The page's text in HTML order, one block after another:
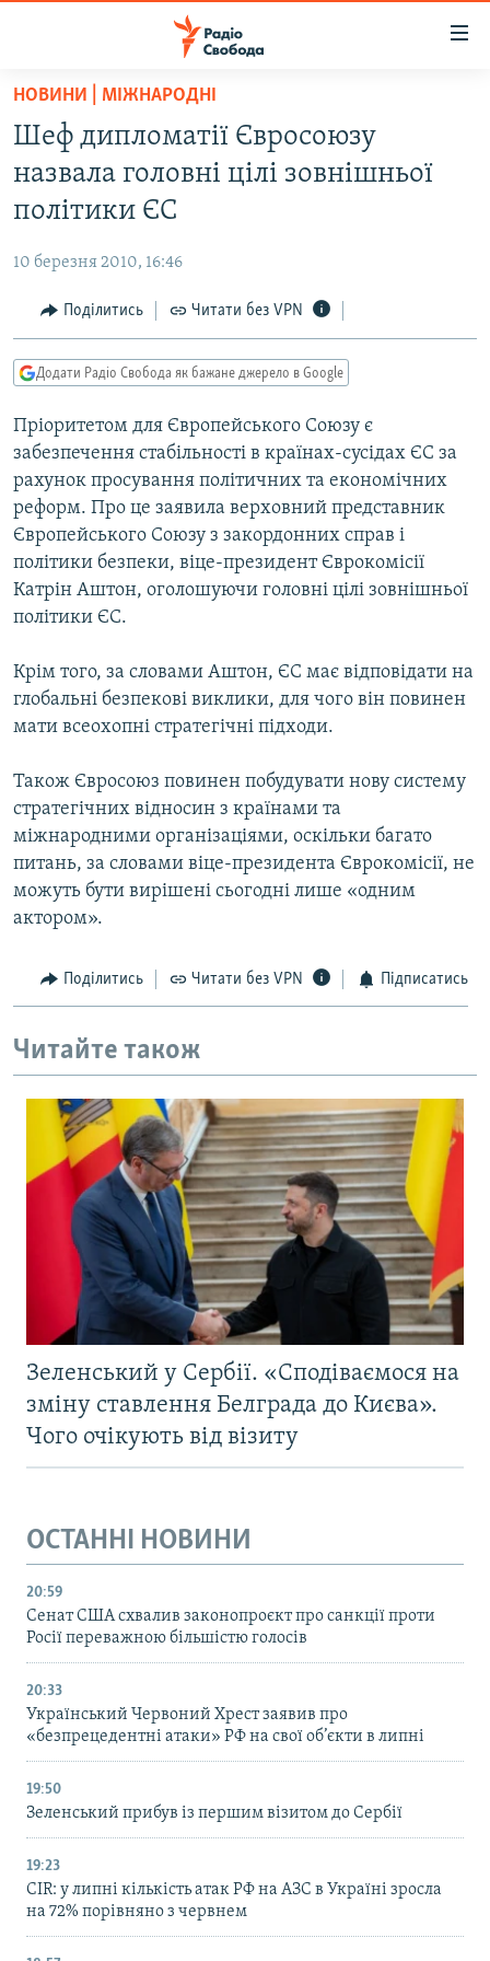
Перейти
основного
матеріалу
Перейти
до
основної
навігації
Перейти
до
пошуку
РАДІО СВОБОДА – 70 РОКІВ
ВСЕ ЗА ДОБУ
СТАТТІ
ЕКОНОМІКА
СУСПІЛЬСТВО
УКРАЇНА
РОСІЙСЬКА «ФІЛЬТРАЦІЯ»
ДОНБАС.РЕАЛІЇ
ТИ ЯК?
СХЕМИ
КИТАЙ.ВИКЛИКИ
МУЛЬТИМЕДІА
ФОТО
СПЕЦПРОЄКТИ
ПОДКАСТИ
КРИМ РЕАЛІЇ
Усі сайти RFE/RL
НОВИНИ | МІЖНАРОДНІ
Шеф дипломатії Євросоюзу
назвала головні цілі зовнішньої
політики ЄС
10 березня 2010, 16:46
Поділитись Читати без VPN
Додати Радіо Свобода як бажане джерело в Google
Пріоритетом для Європейського Союзу є
забезпечення стабільності в країнах-сусідах ЄС за
рахунок просування політичних та економічних
реформ. Про це заявила верховний представник
Європейського Союзу з закордонних справ і
політики безпеки, віце-президент Єврокомісії
Катрін Аштон, оголошуючи головні цілі зовнішньої
політики ЄС.
Крім того, за словами Аштон, ЄС має відповідати на
глобальні безпекові виклики, для чого він повинен
мати всеохопні стратегічні підходи.
Також Євросоюз повинен побудувати нову систему
стратегічних відносин з країнами та
міжнародними організаціями, оскільки багато
питань, за словами віце-президента Єврокомісії, не
можуть бути вирішені сьогодні лише «одним
актором».
Поділитись Читати без VPN Підписатись
Читайте також
Зеленський у Сербії. «Сподіваємося на
зміну ставлення Белграда до Києва».
Чого очікують від візиту
ОСТАННІ НОВИНИ
20:59
Cенат США схвалив законопроєкт про санкції проти
Росії переважною більшістю голосів
20:33
Український Червоний Хрест заявив про
«безпрецедентні атаки» РФ на свої об’єкти в липні
19:50
Зеленський прибув із першим візитом до Сербії
19:23
CIR: у липні кількість атак РФ на АЗС в Україні зросла
на 72% порівняно з червнем